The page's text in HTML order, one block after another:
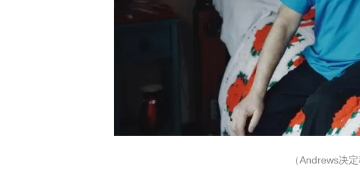
（Andrews决